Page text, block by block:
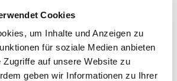
Cookies
um Inhalte und Anzeigen zu
für soziale Medien anbieten
Zugriffe auf unsere Website zu
geben wir Informationen zu Ihrer
13507 Berlin
Schlingheider und